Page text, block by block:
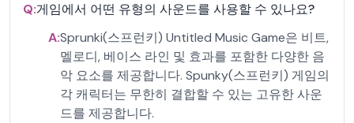
Q:게임에서 어떤 유형의 사운드를 사용할 수 있나요?
A:Sprunki(스프런키) Untitled Music Game은 비트,
멜로디, 베이스 라인 및 효과를 포함한 다양한 음
악 요소를 제공합니다. Spunky(스프런키) 게임의
각 캐릭터는 무한히 결합할 수 있는 고유한 사운
드를 제공합니다.